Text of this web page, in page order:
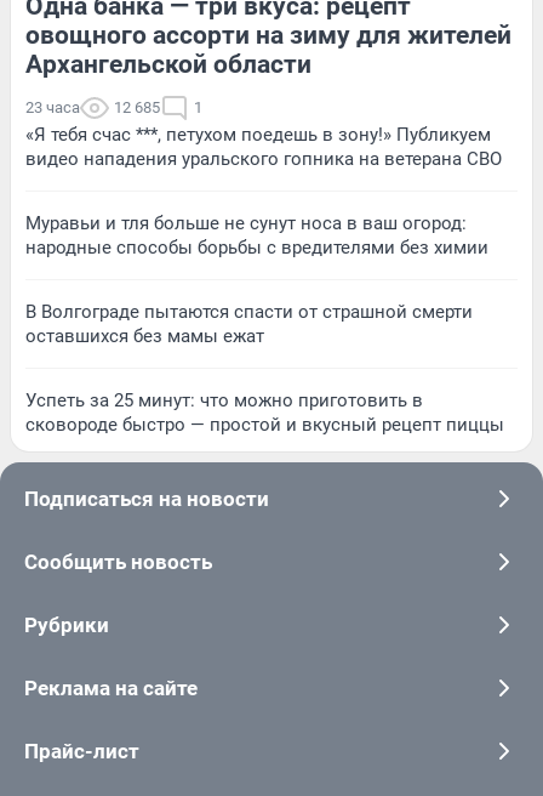
Одна банка — три вкуса: рецепт
овощного ассорти на зиму для жителей
Архангельской области
23 часа 12 685 1
«Я тебя счас ***, петухом поедешь в зону!» Публикуем
видео нападения уральского гопника на ветерана СВО
Муравьи и тля больше не сунут носа в ваш огород:
народные способы борьбы с вредителями без химии
В Волгограде пытаются спасти от страшной смерти
оставшихся без мамы ежат
Успеть за 25 минут: что можно приготовить в
сковороде быстро — простой и вкусный рецепт пиццы
Подписаться на новости
Сообщить новость
Рубрики
Реклама на сайте
Прайс-лист